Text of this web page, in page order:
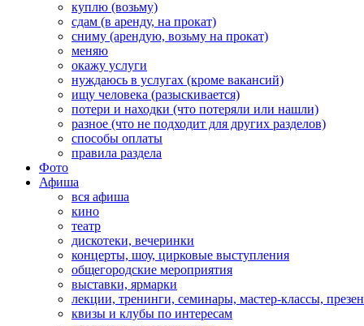
куплю (возьму)
сдам (в аренду, на прокат)
сниму (арендую, возьму на прокат)
меняю
окажу услуги
нуждаюсь в услугах (кроме вакансий)
ищу человека (разыскивается)
потери и находки (что потеряли или нашли)
разное (что не подходит для других разделов)
способы оплаты
правила раздела
Фото
Афиша
вся афиша
кино
театр
дискотеки, вечеринки
концерты, шоу, цирковые выступления
общегородские мероприятия
выставки, ярмарки
лекции, тренинги, семинары, мастер-классы,
квизы и клубы по интересам